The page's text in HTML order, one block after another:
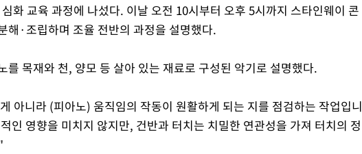
화 교육 과정에 나섰다. 이날 오전 10시부터 오후 5시까지 스타인웨이 콘
해·조립하며 조율 전반의 과정을 설명했다.
를 목재와 천, 양모 등 살아 있는 재료로 구성된 악기로 설명했다.
아니라 (피아노) 움직임의 작동이 원활하게 되는 지를 점검하는 작업입니
인 영향을 미치지 않지만, 건반과 터치는 치밀한 연관성을 가져 터치의 정